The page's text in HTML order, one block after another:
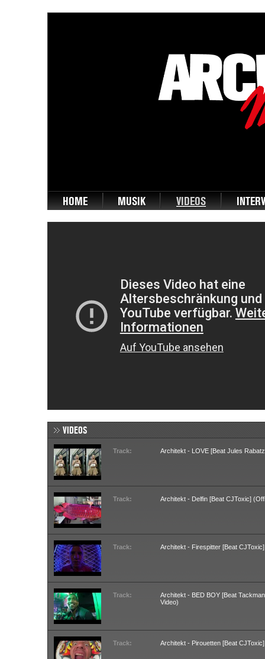
HOME MUSIK VIDEOS
VIDEOS
Track: Architekt - LOVE [Beat Jules
Track: Architekt - Delfin [Beat CJToxic]
Track: Architekt - Firespitter [Beat
Track:
Architekt - BED BOY [Beat
Video)
Track: Architekt - Pirouetten [Beat